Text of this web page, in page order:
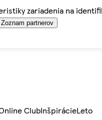
zariadenia na
Zoznam partnerov
ClubInšpirácieLeto